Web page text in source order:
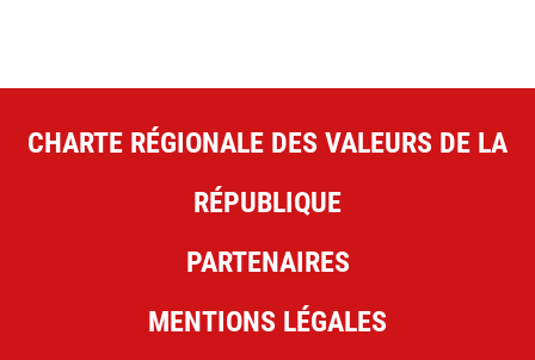
CHARTE RÉGIONALE DES VALEURS DE LA
RÉPUBLIQUE
PARTENAIRES
MENTIONS LÉGALES